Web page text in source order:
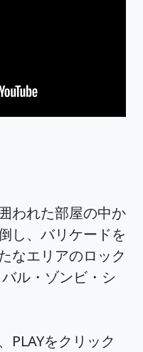
われた部屋の中か
し、バリケードを
なエリアのロック
ル・ゾンビ・シ
PLAYをクリック